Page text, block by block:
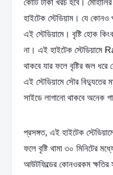
কোটি টাকা খরচ হবে।
হাইটেক স্টেডিয়াম। যে
এই স্টেডিয়ামে। বৃষ্টি হোক
না। এই হাইটেক
থাকবে যার ফলে বৃষ্টির জল
এই স্টেডিয়ামে সৌর বিদ্যুতের মাধ্যমে
সাইডে লাগানো থাকবে অনেক
প্রসঙ্গত, এই হাইটেক
ফলে বৃষ্টি থামা ৩০ মিনিটের
আউটফিল্ডের কোনওরকম ক্ষতির